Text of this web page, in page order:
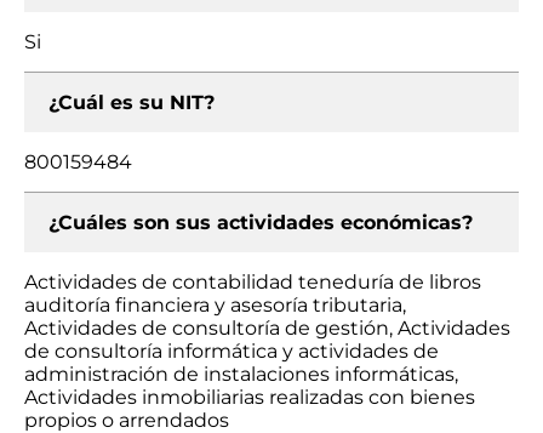
Si
¿Cuál es su NIT?
800159484
¿Cuáles son sus actividades económicas?
Actividades de contabilidad teneduría de libros
auditoría financiera y asesoría tributaria,
Actividades de consultoría de gestión, Actividades
de consultoría informática y actividades de
administración de instalaciones informáticas,
Actividades inmobiliarias realizadas con bienes
propios o arrendados